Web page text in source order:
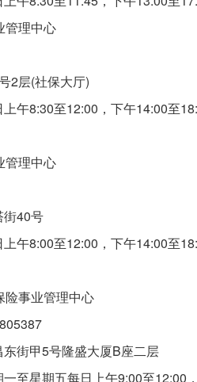
管理中心
2层(社保大厅)
午8:30至12:00，下午14:00至
管理中心
街40号
午8:00至12:00，下午14:00至
险事业管理中心
街甲5号隆盛大厦B座二层
至星期五每日上午9:00至12:00